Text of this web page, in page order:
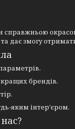
справжньою
дає змогу
брендів.
яким інтер'єром.